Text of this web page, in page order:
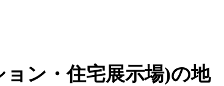
ン・住宅展示場)の地